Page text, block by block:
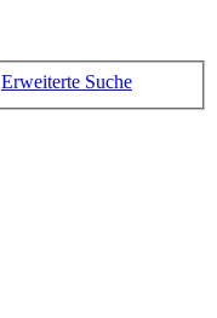
Erweiterte Suche